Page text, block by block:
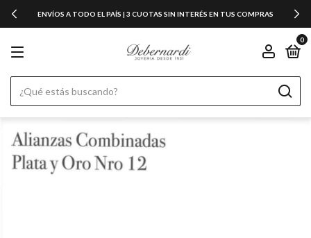
ENVÍOS A TODO EL PAÍS | 3 CUOTAS SIN INTERÉS EN TUS COMPRAS
0